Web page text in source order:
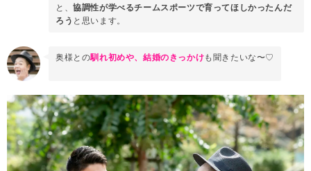
と、協調性が学べるチームスポーツで育ってほしかったんだ
ろう と思います。
奥様との馴れ初めや、結婚のきっかけも聞きたいな〜♡